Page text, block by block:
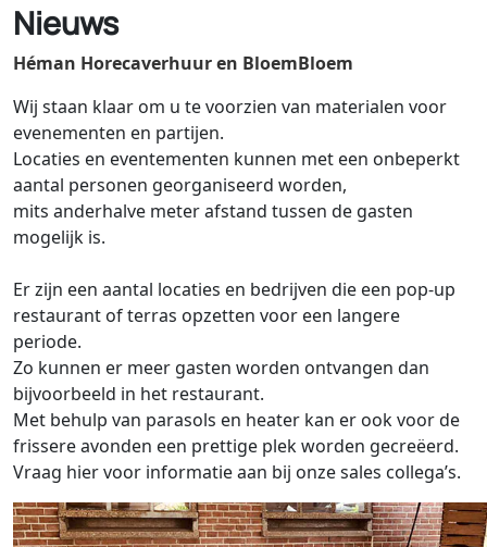
Nieuws
Héman Horecaverhuur en BloemBloem
Wij staan klaar om u te voorzien van materialen voor
evenementen en partijen.
Locaties en eventementen kunnen met een onbeperkt
aantal personen georganiseerd worden,
mits anderhalve meter afstand tussen de gasten
mogelijk is.
Er zijn een aantal locaties en bedrijven die een pop-up
restaurant of terras opzetten voor een langere
periode.
Zo kunnen er meer gasten worden ontvangen dan
bijvoorbeeld in het restaurant.
Met behulp van parasols en heater kan er ook voor de
frissere avonden een prettige plek worden gecreëerd.
Vraag hier voor informatie aan bij onze sales collega’s.